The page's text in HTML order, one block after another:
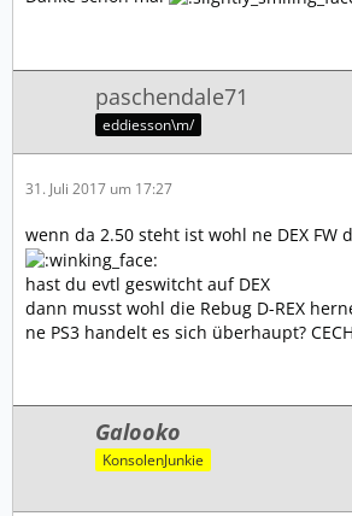
paschendale71
eddiesson\m/
31. Juli 2017 um 17:27
wenn da 2.50 steht ist wohl ne DEX FW
hast du evtl geswitcht auf DEX
dann musst wohl die Rebug D-REX
ne PS3 handelt es sich überhaupt?
Galooko
KonsolenJunkie